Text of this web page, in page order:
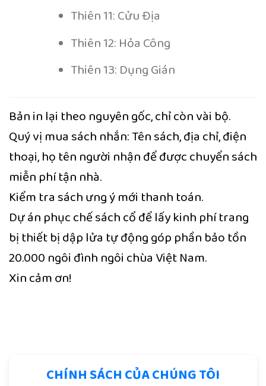
Thiên 11: Cửu Địa
Thiên 12: Hỏa Công
Thiên 13: Dụng Gián
Bản in lại theo nguyên gốc, chỉ còn vài bộ.
Quý vị mua sách nhắn: Tên sách, địa chỉ, điện
thoại, họ tên người nhận để được chuyển sách
miễn phí tận nhà.
Kiểm tra sách ưng ý mới thanh toán.
Dự án phục chế sách cổ để lấy kinh phí trang
bị thiết bị dập lửa tự động góp phần bảo tồn
20.000 ngôi đình ngôi chùa Việt Nam.
Xin cảm ơn!
CHÍNH SÁCH CỦA CHÚNG TÔI